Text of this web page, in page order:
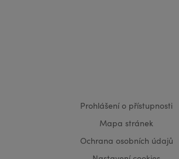
Prohlášení o přístupnosti
Mapa stránek
Ochrana osobních údajů